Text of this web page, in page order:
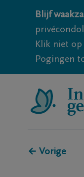
Blijf
Klik niet
Pogingen
← Vorige